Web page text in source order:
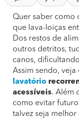
Quer saber como
que lava-loiças
Dos restos de
outros detritos,
canos,
Assim sendo,
lavatório
acessíveis. Além
como evitar
talvez seja